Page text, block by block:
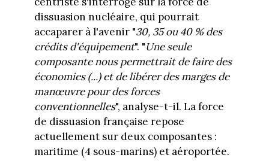
dissuasion nucléaire, qui pourrait
accaparer à l'avenir "30, 35 ou 40 % des
crédits d'équipement". "Une seule
composante nous permettrait de faire des
économies (...) et de libérer des marges de
manœuvre pour des forces
conventionnelles", analyse-t-il. La force
de dissuasion française repose
actuellement sur deux composantes :
maritime (4 sous-marins) et aéroportée.